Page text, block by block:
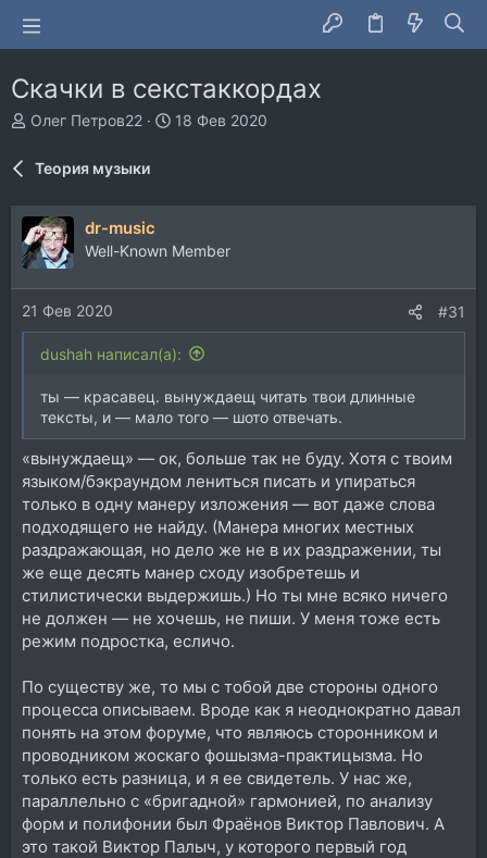
Скачки в секстаккордах
А
т
р
т
е
м
Олег Петров22
Д
н
ч
18 Фев 2020
Теория музыки
dr-music
Well-Known Member
21 Фев 2020 #31
dushah написал(а):
ты — красавец. вынуждаещ читать твои длинные
тексты, и — мало того — шото отвечать.
«вынуждаещ» — ок, больше так не буду. Хотя с твоим
языком/бэкраундом лениться писать и упираться
только в одну манеру изложения — вот даже слова
подходящего не найду. (Манера многих местных
раздражающая, но дело же не в их раздражении, ты
же еще десять манер сходу изобретешь и
стилистически выдержишь.) Но ты мне всяко ничего
не должен — не хочешь, не пиши. У меня тоже есть
режим подростка, есличо.
По существу же, то мы с тобой две стороны одного
процесса описываем. Вроде как я неоднократно давал
понять на этом форуме, что являюсь сторонником и
проводником жоскаго фошызма-практицызма. Но
только есть разница, и я ее свидетель. У нас же,
параллельно с «бригадной» гармонией, по анализу
форм и полифонии был Фраёнов Виктор Павлович. А
это такой Виктор Палыч, у которого первый год